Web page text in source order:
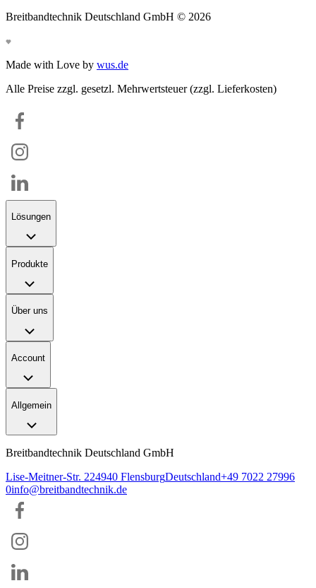
Breitbandtechnik Deutschland GmbH © 2026
Made with Love by wus.de
Alle Preise zzgl. gesetzl. Mehrwertsteuer (zzgl. Lieferkosten)
Lösungen
Produkte
Über uns
Account
Allgemein
Breitbandtechnik Deutschland GmbH
Lise-Meitner-Str. 224940 FlensburgDeutschland+49 7022 27996
0info@breitbandtechnik.de